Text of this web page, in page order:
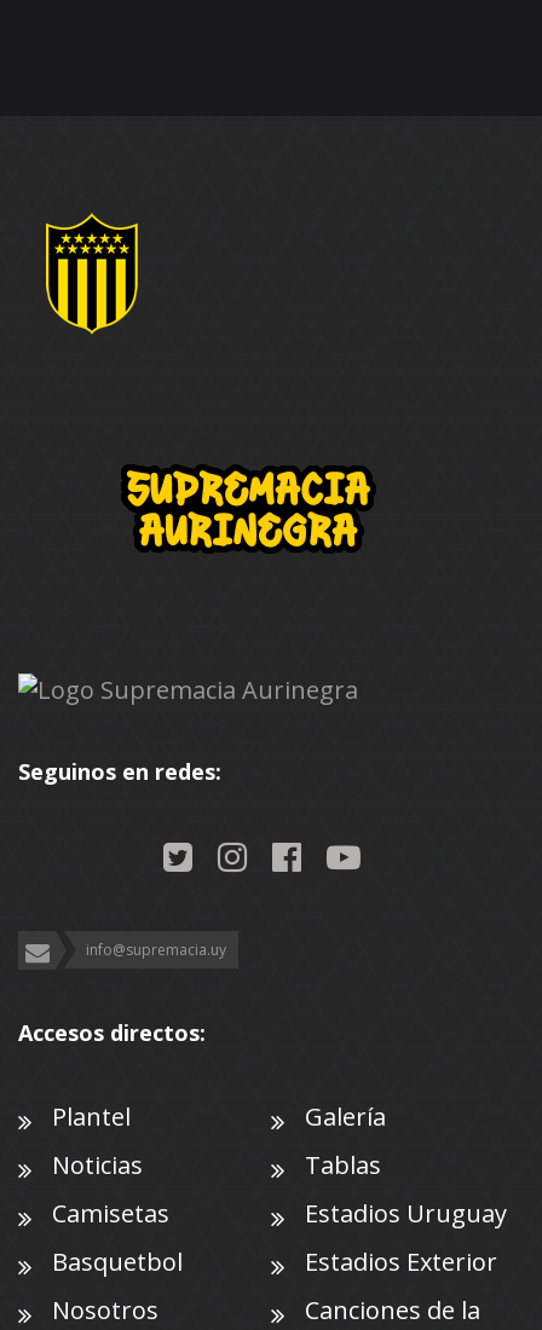
Seguinos en redes:
info@supremacia.uy
Accesos directos:
Plantel
Galería
Noticias
Tablas
Camisetas
Estadios Uruguay
Basquetbol
Estadios Exterior
Nosotros
Canciones de la